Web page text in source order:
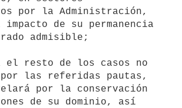
por la Administración,
impacto de su permanencia
admisible;
por las referidas pautas,
por la conservación
de su dominio, así